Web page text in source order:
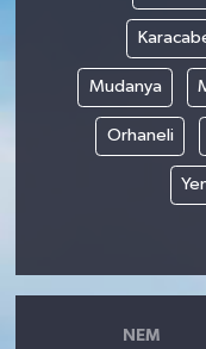
Mudanya
Orhaneli
NEM